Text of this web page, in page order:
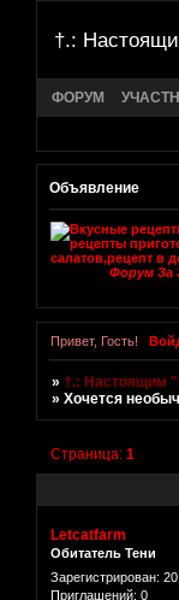
†.:
ФОРУМ
Объявление
Форум За
Привет, Гость!
»†.: Настоящим
»Хочется
Страница:1
Letcatfarm
Обитатель Тени
Зарегистрирован:
Приглашений: 0